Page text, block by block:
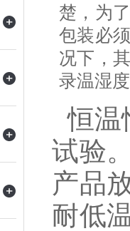
楚，为
包装必
况下，
录温湿
恒温
试验
产品
耐低